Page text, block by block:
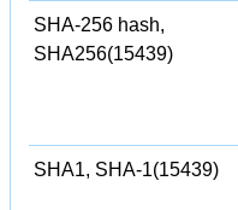
SHA-256 hash,
SHA256(15439)
SHA1, SHA-1(15439)